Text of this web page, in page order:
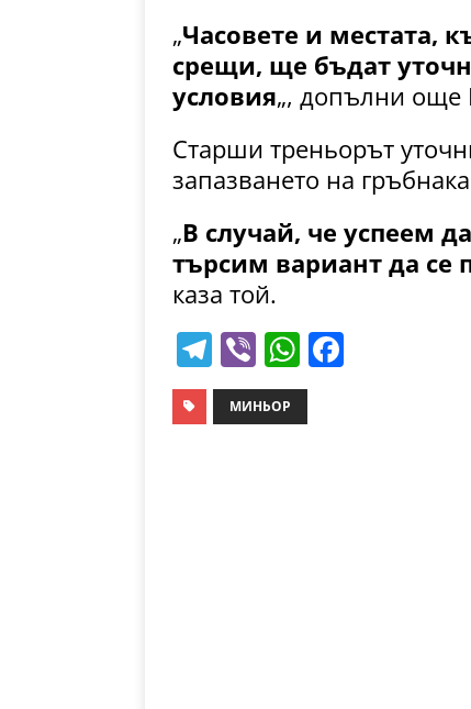
„Часовете и местата,
срещи, ще бъдат
условия„, допълни още
Старши треньорът
запазването на
„В случай, че успеем
търсим вариант да се
каза той.
T
el
e
Vi
b
er
W
h
at
МИНЬОР